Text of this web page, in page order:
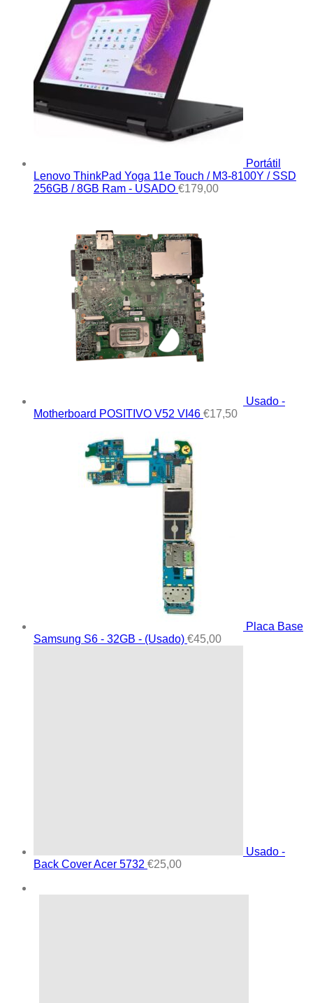
Portátil
Lenovo ThinkPad Yoga 11e Touch / M3-8100Y / SSD
256GB / 8GB Ram - USADO €179,00
Usado -
Motherboard POSITIVO V52 VI46 €17,50
Placa Base
Samsung S6 - 32GB - (Usado) €45,00
Usado -
Back Cover Acer 5732 €25,00